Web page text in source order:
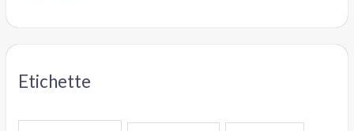
Etichette